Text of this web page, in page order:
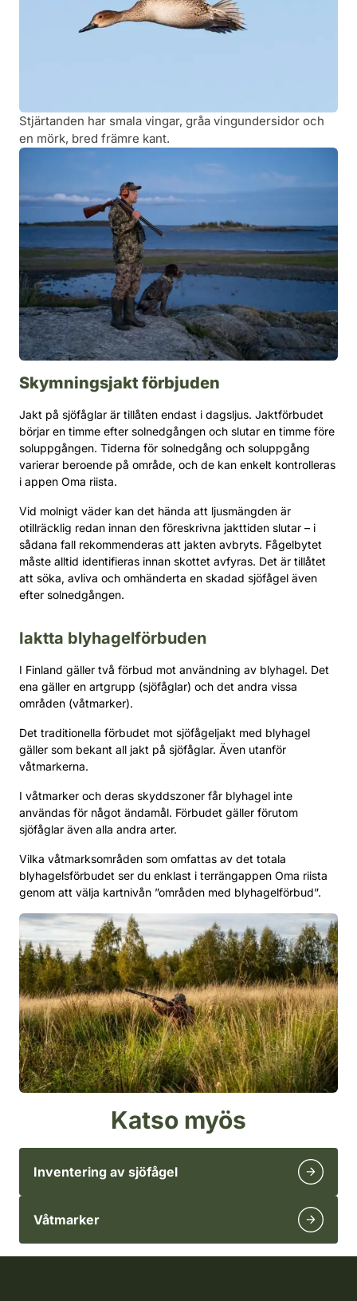
Stjärtanden har smala vingar, gråa vingundersidor och
en mörk, bred främre kant.
Skymningsjakt förbjuden
Jakt på sjöfåglar är tillåten endast i dagsljus. Jaktförbudet
börjar en timme efter solnedgången och slutar en timme före
soluppgången. Tiderna för solnedgång och soluppgång
varierar beroende på område, och de kan enkelt kontrolleras
i appen Oma riista.
Vid molnigt väder kan det hända att ljusmängden är
otillräcklig redan innan den föreskrivna jakttiden slutar – i
sådana fall rekommenderas att jakten avbryts. Fågelbytet
måste alltid identifieras innan skottet avfyras. Det är tillåtet
att söka, avliva och omhänderta en skadad sjöfågel även
efter solnedgången.
Iaktta blyhagelförbuden
I Finland gäller två förbud mot användning av blyhagel. Det
ena gäller en artgrupp (sjöfåglar) och det andra vissa
områden (våtmarker).
Det traditionella förbudet mot sjöfågeljakt med blyhagel
gäller som bekant all jakt på sjöfåglar. Även utanför
våtmarkerna.
I våtmarker och deras skyddszoner får blyhagel inte
användas för något ändamål. Förbudet gäller förutom
sjöfåglar även alla andra arter.
Vilka våtmarksområden som omfattas av det totala
blyhagelsförbudet ser du enklast i terrängappen Oma riista
genom att välja kartnivån ”områden med blyhagelförbud”.
Katso myös
Inventering av sjöfågel
Våtmarker